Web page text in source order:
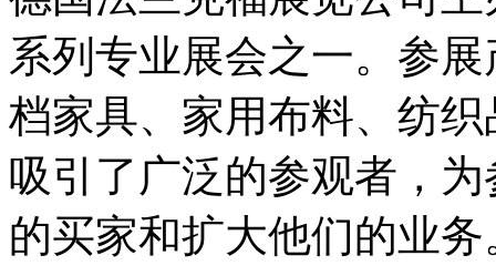
系列专业展会之一。参
档家具、家用布料、纺
吸引了广泛的参观者，
的买家和扩大他们的业务